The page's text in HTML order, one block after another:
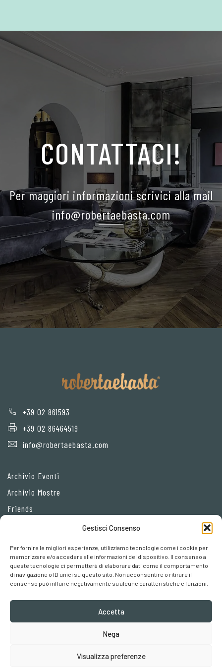
Gestisci Consenso
Per fornire le migliori esperienze, utilizziamo tecnologie come i cookie per
memorizzare e/o accedere alle informazioni del dispositivo. Il consenso a
queste tecnologie ci permetterà di elaborare dati come il comportamento
di navigazione o ID unici su questo sito. Non acconsentire o ritirare il
consenso può influire negativamente su alcune caratteristiche e funzioni.
Accetta
Nega
Visualizza preferenze
CONTATTACI!
Per maggiori informazioni scrivici alla mail
info@robertaebasta.com
+39 02 861593
+39 02 86464519
info@robertaebasta.com
Archivio Eventi
Archivio Mostre
Friends
Cookie policy
Preferenze cookies